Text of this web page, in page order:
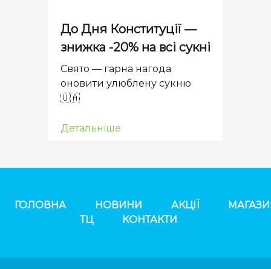
До Дня Конституції —
знижка -20% на всі сукні
Свято — гарна нагода
оновити улюблену сукню
🇺🇦
Детальніше
ГОЛОВНА НОВИНИ АКЦІЇ
ТЦ
КОНТАКТИ